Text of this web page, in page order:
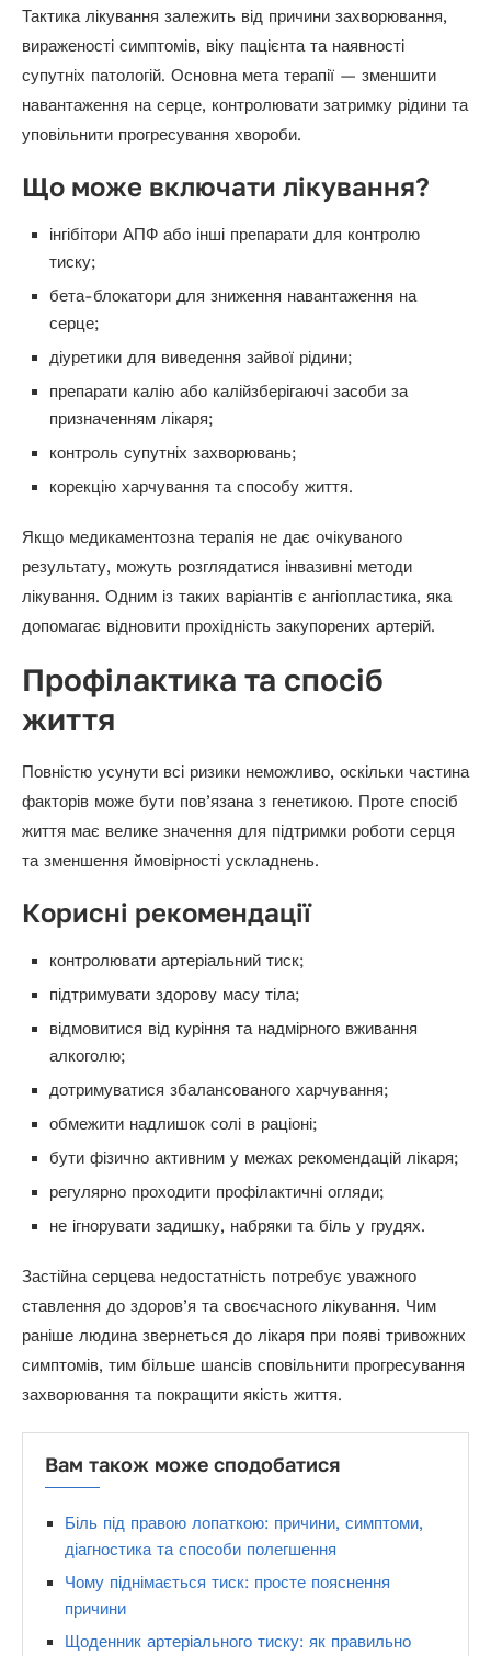
Тактика лікування залежить від причини захворювання,
вираженості симптомів, віку пацієнта та наявності
супутніх патологій. Основна мета терапії — зменшити
навантаження на серце, контролювати затримку рідини та
уповільнити прогресування хвороби.
Що може включати лікування?
інгібітори АПФ або інші препарати для контролю
тиску;
бета-блокатори для зниження навантаження на
серце;
діуретики для виведення зайвої рідини;
препарати калію або калійзберігаючі засоби за
призначенням лікаря;
контроль супутніх захворювань;
корекцію харчування та способу життя.
Якщо медикаментозна терапія не дає очікуваного
результату, можуть розглядатися інвазивні методи
лікування. Одним із таких варіантів є ангіопластика, яка
допомагає відновити прохідність закупорених артерій.
Профілактика та спосіб
життя
Повністю усунути всі ризики неможливо, оскільки частина
факторів може бути пов’язана з генетикою. Проте спосіб
життя має велике значення для підтримки роботи серця
та зменшення ймовірності ускладнень.
Корисні рекомендації
контролювати артеріальний тиск;
підтримувати здорову масу тіла;
відмовитися від куріння та надмірного вживання
алкоголю;
дотримуватися збалансованого харчування;
обмежити надлишок солі в раціоні;
бути фізично активним у межах рекомендацій лікаря;
регулярно проходити профілактичні огляди;
не ігнорувати задишку, набряки та біль у грудях.
Застійна серцева недостатність потребує уважного
ставлення до здоров’я та своєчасного лікування. Чим
раніше людина звернеться до лікаря при появі тривожних
симптомів, тим більше шансів сповільнити прогресування
захворювання та покращити якість життя.
Вам також може сподобатися
Біль під правою лопаткою: причини, симптоми,
діагностика та способи полегшення
Чому піднімається тиск: просте пояснення
причини
Щоденник артеріального тиску: як правильно